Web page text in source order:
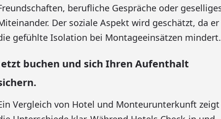
berufliche Gespräche oder
Der soziale Aspekt wird geschätzt, da er
gefühlte Isolation bei Montageeinsätzen mindert.
buchen und sich Ihren Aufenthalt
Vergleich von Hotel und Monteurunterkunft zeigt